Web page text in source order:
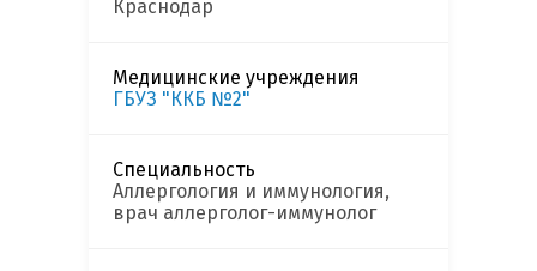
Краснодар
Медицинские учреждения
ГБУЗ "ККБ №2"
Специальность
Аллергология и иммунология,
врач аллерголог-иммунолог